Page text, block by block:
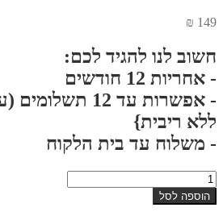
₪ 149
חשוב לנו להגיד לכם:
- אחריות 12 חודשים
ללא ריבית}
- משלוח עד בית הלקוח
כמות
של
מעמד
הוספה לסל